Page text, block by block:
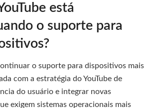
está
o suporte para
o suporte para dispositivos mais
com a estratégia do YouTube de
do usuário e integrar novas
exigem sistemas operacionais mais